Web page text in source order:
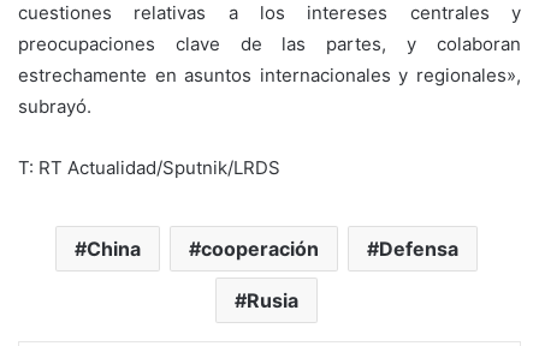
cuestiones relativas a los intereses centrales y
preocupaciones clave de las partes, y colaboran
estrechamente en asuntos internacionales y regionales»,
subrayó.
T: RT Actualidad/Sputnik/LRDS
China cooperación Defensa
Rusia